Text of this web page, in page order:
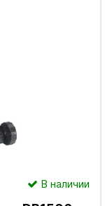
В наличии